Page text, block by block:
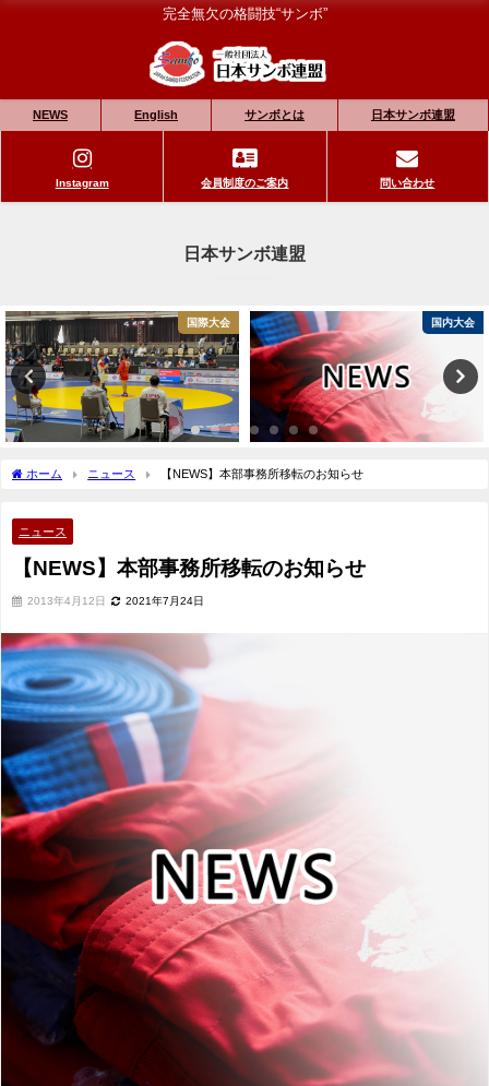
完全無欠の格闘技“サンボ”
NEWS English サンボとは 日本サンボ連盟
Instagram 会員制度のご案内 問い合わせ
日本サンボ連盟
国際大会 国内大会
ホーム ニュース 【NEWS】本部事務所移転のお知らせ
ニュース
【NEWS】本部事務所移転のお知らせ
2013年4月12日 2021年7月24日